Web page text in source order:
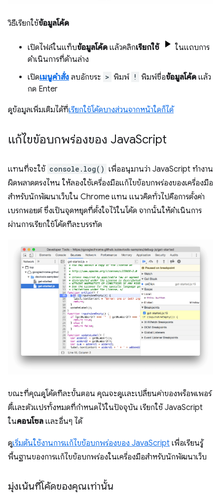
วิธีเรียกใช้ข้อมูลโค้ด
เปิดไฟล์ในแท็บข้อมูลโค้ด แล้วคลิกเรียกใช้
ในแถบการ
ดำเนินการที่ด้านล่าง
เปิดเมนูคำสั่ง ลบอักขระ > พิมพ์ ! พิมพ์ชื่อข้อมูลโค้ด แล้ว
กด Enter
ดูข้อมูลเพิ่มเติมได้ที่เรียกใช้โค้ดบางส่วนจากหน้าใดก็ได้
แก้ไขข้อบกพร่องของ JavaScript
แทนที่จะใช้ console.log() เพื่ออนุมานว่า JavaScript ทำงาน
ผิดพลาดตรงไหน ให้ลองใช้เครื่องมือแก้ไขข้อบกพร่องของเครื่องมือ
สำหรับนักพัฒนาเว็บใน Chrome แทน แนวคิดทั่วไปคือการตั้งค่า
เบรกพอยต์ ซึ่งเป็นจุดหยุดที่ตั้งใจไว้ในโค้ด จากนั้นให้ดำเนินการ
ผ่านการเรียกใช้โค้ดทีละบรรทัด
ขณะที่คุณดูโค้ดทีละขั้นตอน คุณจะดูและเปลี่ยนค่าของพร็อพเพอร์
ตี้และตัวแปรทั้งหมดที่กำหนดไว้ในปัจจุบัน เรียกใช้ JavaScript
ในคอนโซล และอื่นๆ ได้
ดูเริ่มต้นใช้งานการแก้ไขข้อบกพร่องของ JavaScript เพื่อเรียนรู้
พื้นฐานของการแก้ไขข้อบกพร่องในเครื่องมือสำหรับนักพัฒนาเว็บ
มุ่งเน้นที่โค้ดของคุณเท่านั้น